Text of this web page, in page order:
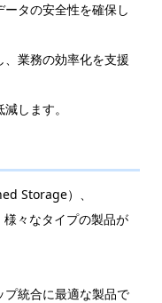
タの安全性を確保し
業務の効率化を支援
します。
Storage）、
々なタイプの製品が
プ統合に最適な製品で